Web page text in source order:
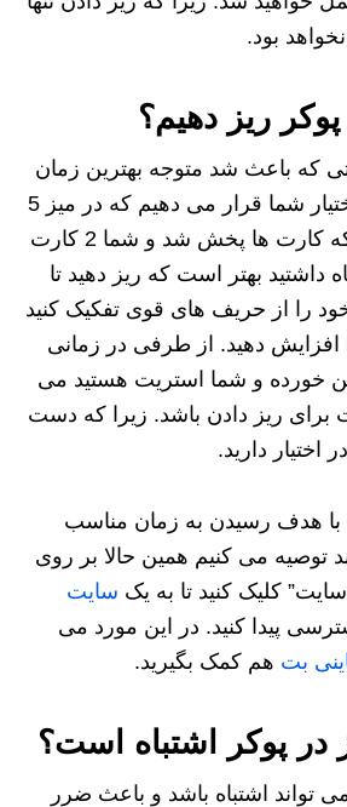
بود.
ریز دهیم؟
که باعث شد متوجه بهترین زمان
اینکار شویم را در اختیار شما قرار می دهیم که در میز 5
نفره هولدم زمانی که کارت ها پخش شد و شما 2 کارت
داشتید بهتر است که ریز دهید تا
را از حریف های قوی تفکیک کنید
دهید. از طرفی در زمانی
خورده و شما استریت هستید می
برای ریز دادن باشد. زیرا که دست
اختیار دارید.
با هدف رسیدن به زمان مناسب
توصیه می کنیم همین حالا بر روی
کلیک کنید تا به یک سایت
پیدا کنید. در این مورد می
بت هم کمک بگیرید.
در پوکر اشتباه است؟
تواند اشتباه باشد و باعث ضرر